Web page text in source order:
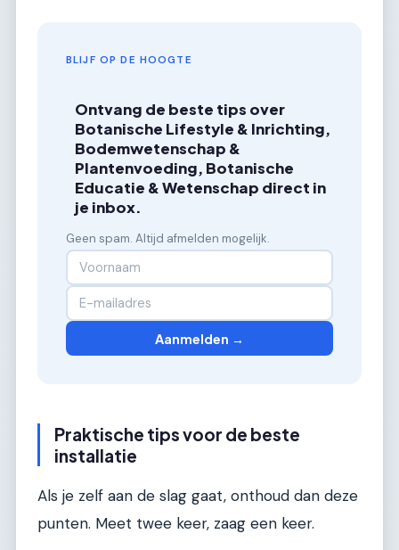
BLIJF OP DE HOOGTE
Ontvang de beste tips over
Botanische Lifestyle & Inrichting,
Bodemwetenschap &
Plantenvoeding, Botanische
Educatie & Wetenschap direct in
je inbox.
Geen spam. Altijd afmelden mogelijk.
Aanmelden →
Praktische tips voor de beste
installatie
Als je zelf aan de slag gaat, onthoud dan deze
punten. Meet twee keer, zaag een keer.